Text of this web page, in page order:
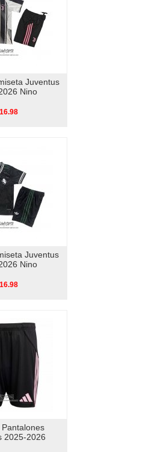
Juventus
Nino
Juventus
Nino
2025-2026